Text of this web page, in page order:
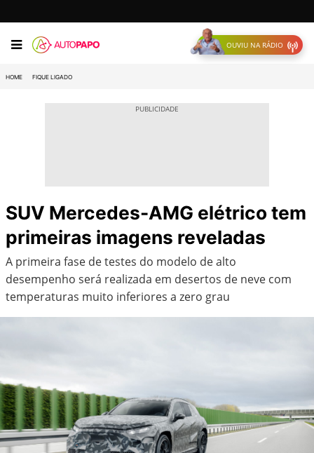
OUVIU NA RÁDIO
HOME FIQUE LIGADO
SUV Mercedes-AMG elétrico tem
primeiras imagens reveladas
A primeira fase de testes do modelo de alto
desempenho será realizada em desertos de neve com
temperaturas muito inferiores a zero grau